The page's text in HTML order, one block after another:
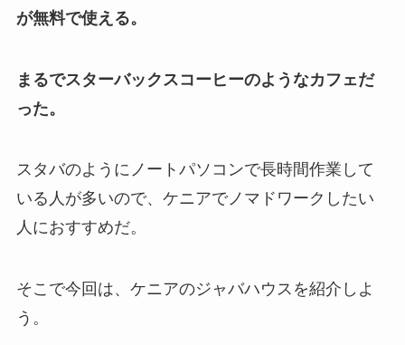
が無料で使える。
まるでスターバックスコーヒーのようなカフェだ
った。
スタバのようにノートパソコンで長時間作業して
いる人が多いので、ケニアでノマドワークしたい
人におすすめだ。
そこで今回は、ケニアのジャバハウスを紹介しよ
う。